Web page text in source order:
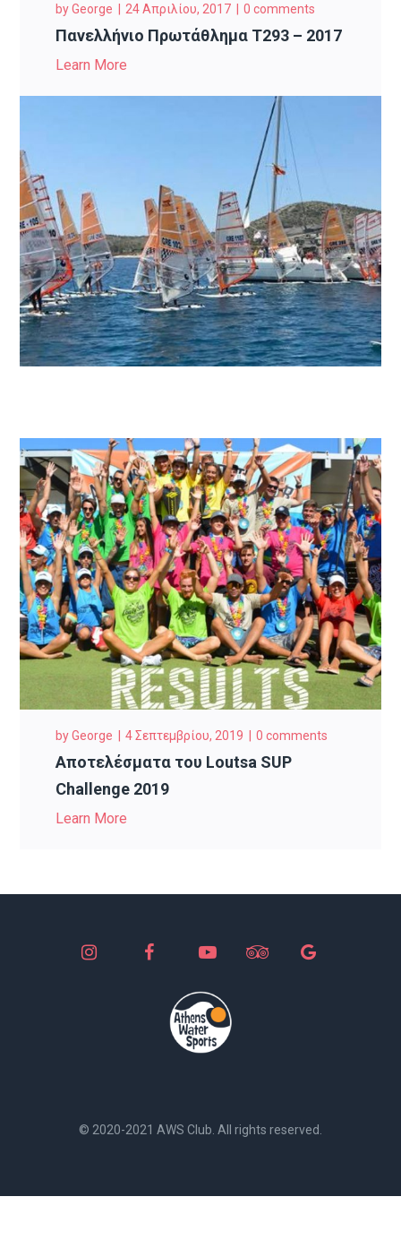
byGeorge 24 Απριλίου, 2017 0 comments
Πανελλήνιο Πρωτάθλημα T293 – 2017
Learn More
byGeorge 4 Σεπτεμβρίου, 2019 0 comments
Αποτελέσματα του Loutsa SUP
Challenge 2019
Learn More
© 2020-2021 AWS Club. All rights reserved.